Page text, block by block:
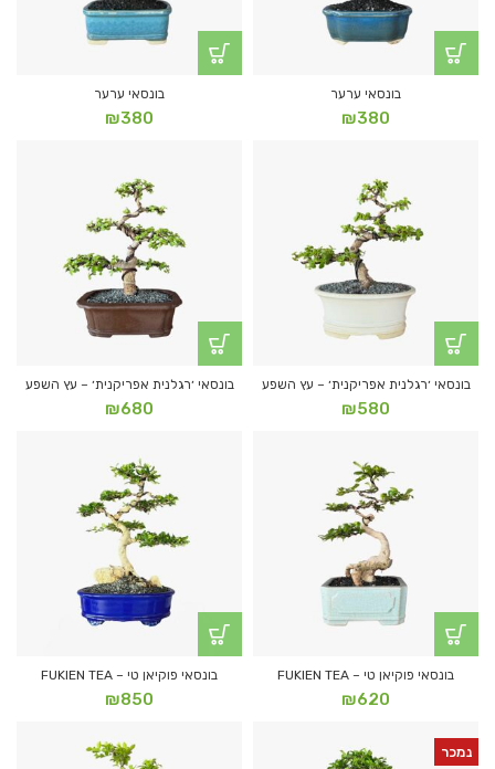
בונסאי ערער
₪380
בונסאי ערער
₪380
בונסאי ׳רגלנית אפריקנית׳ – עץ השפע
₪580
בונסאי ׳רגלנית אפריקנית׳ – עץ השפע
₪680
בונסאי פוקיאן טי – FUKIEN TEA
₪620
בונסאי פוקיאן טי – FUKIEN TEA
₪850
נמכר